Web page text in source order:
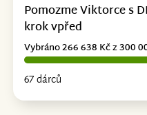
Pomozme Viktorce s
krok vpřed
67 dárců
Vybráno 266 638 Kč z 300